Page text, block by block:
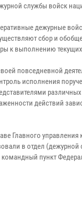
службы войск
дежурные
сбор и
к выполнению
повседневной
исполнения
действий
Главного
в отдел
пункт